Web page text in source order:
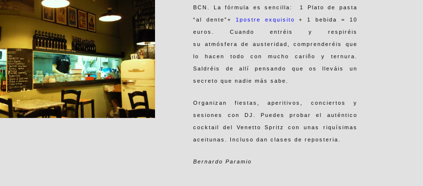
BCN. La fórmula es sencilla: 1 Plato de pasta
“al dente”+ 1postre exquisito + 1 bebida = 10
euros. Cuando entréis y respiréis
su atmósfera de austeridad, comprenderéis que
lo hacen todo con mucho cariño y ternura.
Saldréis de allí pensando que os lleváis un
secreto que nadie más sabe.
Organizan fiestas, aperitivos, conciertos y
sesiones con DJ. Puedes probar el auténtico
cocktail del Venetto Spritz con unas riquísimas
aceitunas. Incluso dan clases de reposteria.
Bernardo Paramio